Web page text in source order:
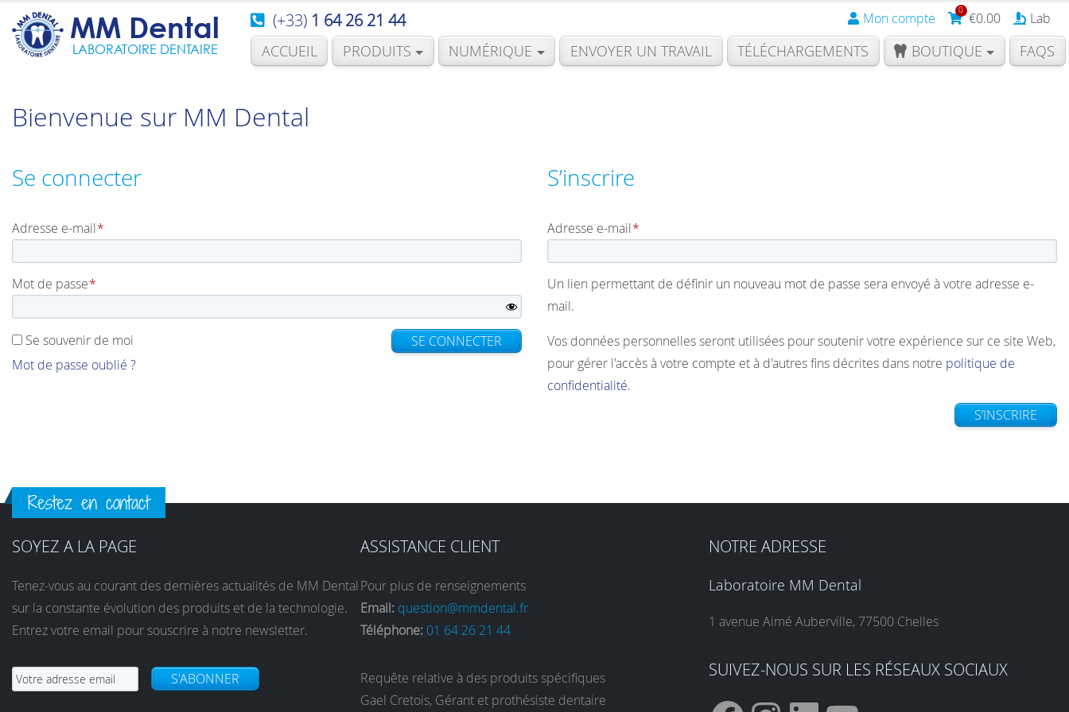
MM Dental
LABORATOIRE DENTAIRE
(+33) 1 64 26 21 44 Mon compte 0 €0.00 Lab
ACCUEIL PRODUITS NUMÉRIQUE ENVOYER UN TRAVAIL TÉLÉCHARGEMENTS BOUTIQUE FAQS
Bienvenue sur MM Dental
Se connecter
Adresse e-mail*
Mot de passe*
Se souvenir de moi
SE CONNECTER
Mot de passe oublié ?
S’inscrire
Adresse e-mail*
Un lien permettant de définir un nouveau mot de passe sera envoyé à votre adresse e-
mail.
Vos données personnelles seront utilisées pour soutenir votre expérience sur ce site Web,
pour gérer l'accès à votre compte et à d'autres fins décrites dans notre politique de
confidentialité.
S’INSCRIRE
Restez en contact
SOYEZ A LA PAGE
Tenez-vous au courant des dernières actualités de MM Dental
sur la constante évolution des produits et de la technologie.
Entrez votre email pour souscrire à notre newsletter.
S'ABONNER
ASSISTANCE CLIENT
Pour plus de renseignements
Email: question@mmdental.fr
Téléphone: 01 64 26 21 44
Requête relative à des produits spécifiques
Gael Cretois, Gérant et prothésiste dentaire
NOTRE ADRESSE
Laboratoire MM Dental
1 avenue Aimé Auberville, 77500 Chelles
SUIVEZ-NOUS SUR LES RÉSEAUX SOCIAUX